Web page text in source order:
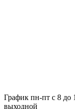
График пн-пт с 8 до
выходной